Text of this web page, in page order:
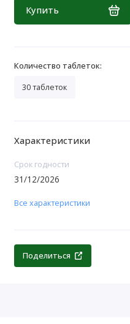
Купить
Количество таблеток:
30 таблеток
Характеристики
Срок годности
31/12/2026
Все характеристики
Поделиться